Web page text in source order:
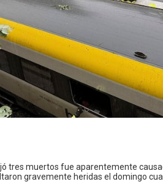
tres muertos fue aparentemente
gravemente heridas el domingo